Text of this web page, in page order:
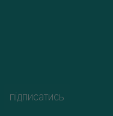
підписатись